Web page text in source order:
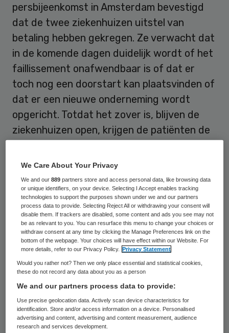
persbijeenkomst in Amsterdam bevestigd
dat de twee ziekenhuizen uitstel van
betaling hebben gekregen. Ze verwacht dat
in de komende dagen duidelijk wordt of het
faillissement onafwendbaar is of dat er
toch nog een doorstart kan plaatsvinden of
dat er een nieuwe onderneming wordt
opgericht. Totdat het zover is, blijven de
ziekenhuizen open, krijgen de patiënten de
zorgverzekeraars in ieder geval de plicht
tegenover hun verzekerden om de zorg te
vergoeden, zo benadrukt Tichem.
Geen vertrouwen
De ziekenhuizen zijn volgens het bestuur
vooral in de financiële problemen gekomen
doordat er enerzijds te weinig patiënten
waren op het aantal werknemers, terwijl er
anderzijds personeelstekorten waren op
gespecialiseerde afdelingen. De hoge
We Care About Your Privacy
We and our889 partners store and access personal data, like browsing data
or unique identifiers, on your device. Selecting I Accept enables tracking
technologies to support the purposes shown under we and our partners
process data to provide. Selecting Reject All or withdrawing your consent will
disable them. If trackers are disabled, some content and ads you see may not
be as relevant to you. You can resurface this menu to change your choices or
withdraw consent at any time by clicking the Manage Preferences link on the
bottom of the webpage. Your choices will have effect within our Website. For
more details, refer to our Privacy Policy.
Privacy Statement
Would you rather not? Then we only place essential and statistical cookies,
these do not record any data about you as a person
We and our partners process data to provide:
Use precise geolocation data. Actively scan device characteristics for
identification. Store and/or access information on a device. Personalised
advertising and content, advertising and content measurement, audience
research and services development.